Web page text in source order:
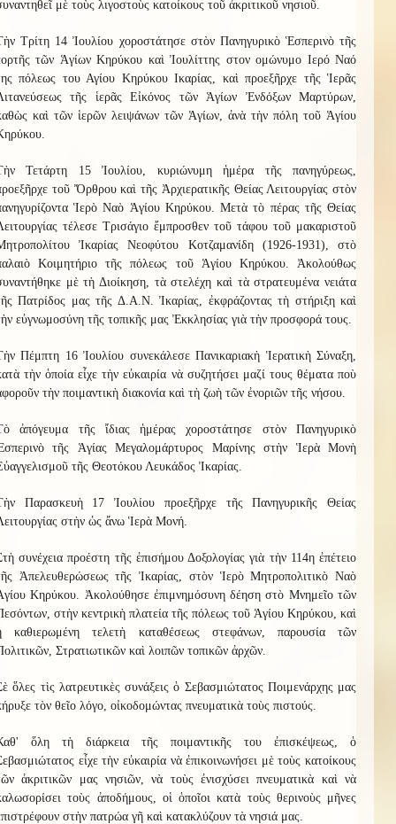
μὲ τοὺς λιγοστοὺς κατοίκους τοῦ ἀκριτικοῦ νησιοῦ.
Τρίτη 14 Ἰουλίου χοροστάτησε στὸν Πανηγυρικὸ Ἑσπερινὸ τῆς
τῶν Ἁγίων Κηρύκου καὶ Ἰουλίττης στον ομώνυμο Ιερό Ναό
πόλεως του Αγίου Κηρύκου Ικαρίας, καὶ προεξῆρχε τῆς Ἱερᾶς
τῆς ἱερᾶς Εἰκόνος τῶν Ἁγίων Ἐνδόξων Μαρτύρων,
καὶ τῶν ἱερῶν λειψάνων τῶν Ἁγίων, ἀνὰ τὴν πόλη τοῦ Ἁγίου
Τετάρτη 15 Ἰουλίου, κυριώνυμη ἡμέρα τῆς πανηγύρεως,
τοῦ Ὄρθρου καὶ τῆς Ἀρχιερατικῆς Θείας Λειτουργίας στὸν
Ἱερὸ Ναὸ Ἁγίου Κηρύκου. Μετὰ τὸ πέρας τῆς Θείας
τέλεσε Τρισάγιο ἔμπροσθεν τοῦ τάφου τοῦ μακαριστοῦ
Ἰκαρίας Νεοφύτου Κοτζαμανίδη (1926-1931), στὸ
Κοιμητήριο τῆς πόλεως τοῦ Ἁγίου Κηρύκου. Ἀκολούθως
μὲ τὴ Διοίκηση, τὰ στελέχη καὶ τὰ στρατευμένα νειάτα
Πατρίδος μας τῆς Δ.Α.Ν. Ἰκαρίας, ἐκφράζοντας τὴ στήριξη καὶ
εὐγνωμοσύνη τῆς τοπικῆς μας Ἐκκλησίας γιὰ τὴν προσφορά τους.
Πέμπτη 16 Ἰουλίου συνεκάλεσε Πανικαριακὴ Ἱερατικὴ Σύναξη,
τὴν ὁποία εἶχε τὴν εὐκαιρία νὰ συζητήσει μαζί τους θέματα ποὺ
τὴν ποιμαντικὴ διακονία καὶ τὴ ζωὴ τῶν ἐνοριῶν τῆς νήσου.
ἀπόγευμα τῆς ἴδιας ἡμέρας χοροστάτησε στὸν Πανηγυρικὸ
τῆς Ἁγίας Μεγαλομάρτυρος Μαρίνης στὴν Ἱερὰ Μονὴ
τῆς Θεοτόκου Λευκάδος Ἰκαρίας.
Παρασκευὴ 17 Ἰουλίου προεξῆρχε τῆς Πανηγυρικῆς Θείας
στὴν ὡς ἄνω Ἱερὰ Μονή.
συνέχεια προέστη τῆς ἐπισήμου Δοξολογίας γιὰ τὴν 114η ἐπέτειο
Ἀπελευθερώσεως τῆς Ἰκαρίας, στὸν Ἱερὸ Μητροπολιτικὸ Ναὸ
Κηρύκου. Ἀκολούθησε ἐπιμνημόσυνη δέηση στὸ Μνημεῖο τῶν
στὴν κεντρικὴ πλατεία τῆς πόλεως τοῦ Ἁγίου Κηρύκου, καὶ
καθιερωμένη τελετὴ καταθέσεως στεφάνων, παρουσία τῶν
Στρατιωτικῶν καὶ λοιπῶν τοπικῶν ἀρχῶν.
ὅλες τὶς λατρευτικὲς συνάξεις ὁ Σεβασμιώτατος Ποιμενάρχης μας
τὸν θεῖο λόγο, οἰκοδομώντας πνευματικὰ τοὺς πιστούς.
ὅλη τὴ διάρκεια τῆς ποιμαντικῆς του ἐπισκέψεως, ὁ
εἶχε τὴν εὐκαιρία νὰ ἐπικοινωνήσει μὲ τοὺς κατοίκους
ἀκριτικῶν μας νησιῶν, νὰ τοὺς ἐνισχύσει πνευματικὰ καὶ νὰ
τοὺς ἀποδήμους, οἱ ὁποῖοι κατὰ τοὺς θερινοὺς μῆνες
στὴν πατρώα γῆ καὶ κατακλύζουν τὰ νησιά μας.